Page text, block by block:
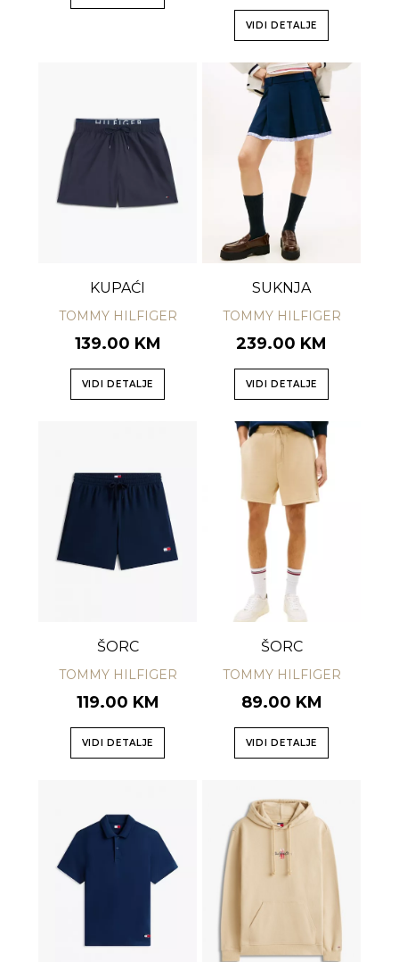
VIDI DETALJE
KUPAĆI
TOMMY HILFIGER
139.00 KM
VIDI DETALJE
SUKNJA
TOMMY HILFIGER
239.00 KM
VIDI DETALJE
ŠORC
TOMMY HILFIGER
119.00 KM
VIDI DETALJE
ŠORC
TOMMY HILFIGER
89.00 KM
VIDI DETALJE